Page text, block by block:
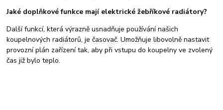
Jaké doplňkové funkce mají elektrické žebříkové radiátory?
Další funkcí, která výrazně usnadňuje používání našich
koupelnových radiátorů, je časovač. Umožňuje libovolně nastavit
provozní plán zařízení tak, aby při vstupu do koupelny ve zvolený
čas již bylo teplo.